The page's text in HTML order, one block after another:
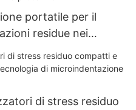
portatile per il
residue nei
di stress residuo